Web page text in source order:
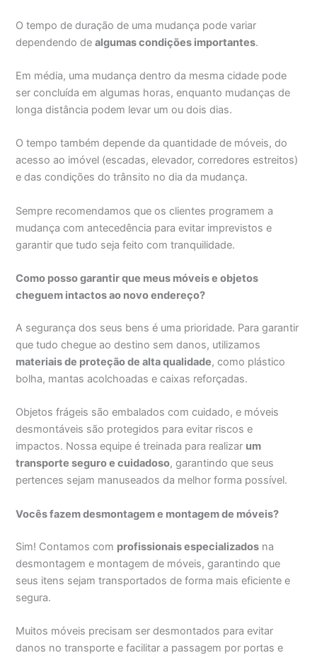
O tempo de duração de uma mudança pode variar
dependendo dealgumas condições importantes.
Em média, uma mudança dentro da mesma cidade pode
ser concluída em algumas horas, enquanto mudanças de
longa distância podem levar um ou dois dias.
O tempo também depende da quantidade de móveis, do
acesso ao imóvel (escadas, elevador, corredores estreitos)
e das condições do trânsito no dia da mudança.
Sempre recomendamos que os clientes programem a
mudança com antecedência para evitar imprevistos e
garantir que tudo seja feito com tranquilidade.
Como posso garantir que meus móveis e objetos
cheguem intactos ao novo endereço?
A segurança dos seus bens é uma prioridade. Para garantir
que tudo chegue ao destino sem danos, utilizamos
materiais de proteção de alta qualidade, como plástico
bolha, mantas acolchoadas e caixas reforçadas.
Objetos frágeis são embalados com cuidado, e móveis
desmontáveis são protegidos para evitar riscos e
impactos. Nossa equipe é treinada para realizar um
transporte seguro e cuidadoso, garantindo que seus
pertences sejam manuseados da melhor forma possível.
Vocês fazem desmontagem e montagem de móveis?
Sim! Contamos com profissionais especializados na
desmontagem e montagem de móveis, garantindo que
seus itens sejam transportados de forma mais eficiente e
segura.
Muitos móveis precisam ser desmontados para evitar
danos no transporte e facilitar a passagem por portas e